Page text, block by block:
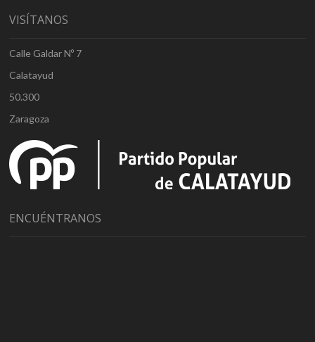
VISÍTANOS
Calle Galdar Nº 7
Calatayud
50.300
Zaragoza
ENCUÉNTRANOS